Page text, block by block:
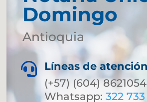
Domingo
Antioquia

Líneas de
(+57) (604) 8621054
Whatsapp:322